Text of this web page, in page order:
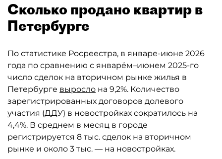
Сколько продано квартир в
Петербурге
По статистике Росреестра, в январе-июне 2026
года по сравнению с январём–июнем 2025-го
число сделок на вторичном рынке жилья в
Петербурге выросло на 9,2%. Количество
зарегистрированных договоров долевого
участия (ДДУ) в новостройках сократилось на
4,4%. В среднем в месяц в городе
регистрируется 8 тыс. сделок на вторичном
рынке и около 3 тыс. — на новостройках.